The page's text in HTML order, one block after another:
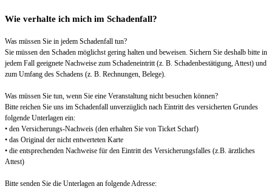
Wie verhalte ich mich im Schadenfall?
Was müssen Sie in jedem Schadenfall tun?
Sie müssen den Schaden möglichst gering halten und beweisen. Sichern Sie deshalb bitte in
jedem Fall geeignete Nachweise zum Schadeneintritt (z. B. Schadenbestätigung, Attest) und
zum Umfang des Schadens (z. B. Rechnungen, Belege).
Was müssen Sie tun, wenn Sie eine Veranstaltung nicht besuchen können?
Bitte reichen Sie uns im Schadenfall unverzüglich nach Eintritt des versicherten Grundes
folgende Unterlagen ein:
• den Versicherungs-Nachweis (den erhalten Sie von Ticket Scharf)
• das Original der nicht entwerteten Karte
• die entsprechenden Nachweise für den Eintritt des Versicherungsfalles (z.B. ärztliches
Attest)
Bitte senden Sie die Unterlagen an folgende Adresse: